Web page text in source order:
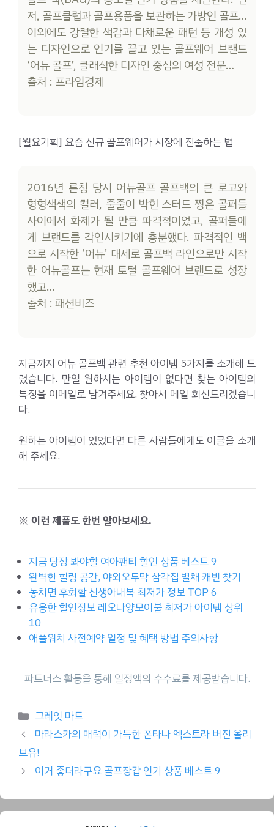
저, 골프클럽과 골프용품을 보관하는 가방인 골프…
이외에도 강렬한 색감과 다채로운 패턴 등 개성 있
는 디자인으로 인기를 끌고 있는 골프웨어 브랜드
‘어뉴 골프’, 클래식한 디자인 중심의 여성 전문…
출처 : 프라임경제
[월요기획] 요즘 신규 골프웨어가 시장에 진출하는 법
2016년 론칭 당시 어뉴골프 골프백의 큰 로고와
형형색색의 컬러, 줄줄이 박힌 스터드 찡은 골퍼들
사이에서 화제가 될 만큼 파격적이었고, 골퍼들에
게 브랜드를 각인시키기에 충분했다. 파격적인 백
으로 시작한 ‘어뉴’ 대세로 골프백 라인으로만 시작
한 어뉴골프는 현재 토털 골프웨어 브랜드로 성장
했고…
출처 : 패션비즈
지금까지 어뉴 골프백 관련 추천 아이템 5가지를 소개해 드
렸습니다. 만일 원하시는 아이템이 없다면 찾는 아이템의
특징을 이메일로 남겨주세요. 찾아서 메일 회신드리겠습니
다.
원하는 아이템이 있었다면 다른 사람들에게도 이글을 소개
해 주세요.
※ 이런 제품도 한번 알아보세요.
지금 당장 봐야할 여아팬티 할인 상품 베스트 9
완벽한 힐링 공간, 야외오두막 삼각집 별채 캐빈 찾기
놓치면 후회할 신생아내복 최저가 정보 TOP 6
유용한 할인정보 레오나양모이불 최저가 아이템 상위
10
애플워치 사전예약 일정 및 혜택 방법 주의사항
Categories
그레잇 마트
마라스카의 매력이 가득한 폰타나 엑스트라 버진 올리
브유!
이거 좋더라구요 골프장갑 인기 상품 베스트 9